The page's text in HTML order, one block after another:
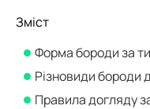
Зміст
Форма бороди за
Різновиди бороди
Правила догляду